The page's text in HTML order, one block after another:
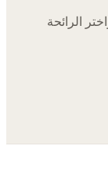
واختر الرائحة